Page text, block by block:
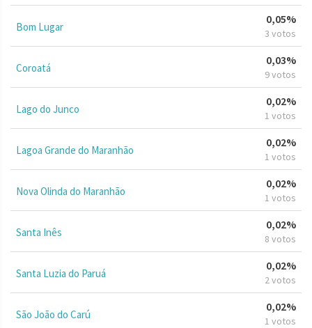
Bom Lugar
0,05%
3 votos
Coroatá
0,03%
9 votos
Lago do Junco
0,02%
1 votos
Lagoa Grande do Maranhão
0,02%
1 votos
Nova Olinda do Maranhão
0,02%
1 votos
Santa Inês
0,02%
8 votos
Santa Luzia do Paruá
0,02%
2 votos
São João do Carú
0,02%
1 votos